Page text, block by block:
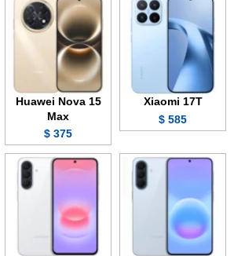
Xiaomi 17T
585 $
Huawei Nova 15
Max
375 $